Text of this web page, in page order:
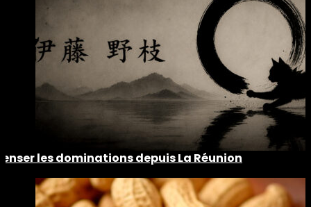
les dominations depuis La Réunion